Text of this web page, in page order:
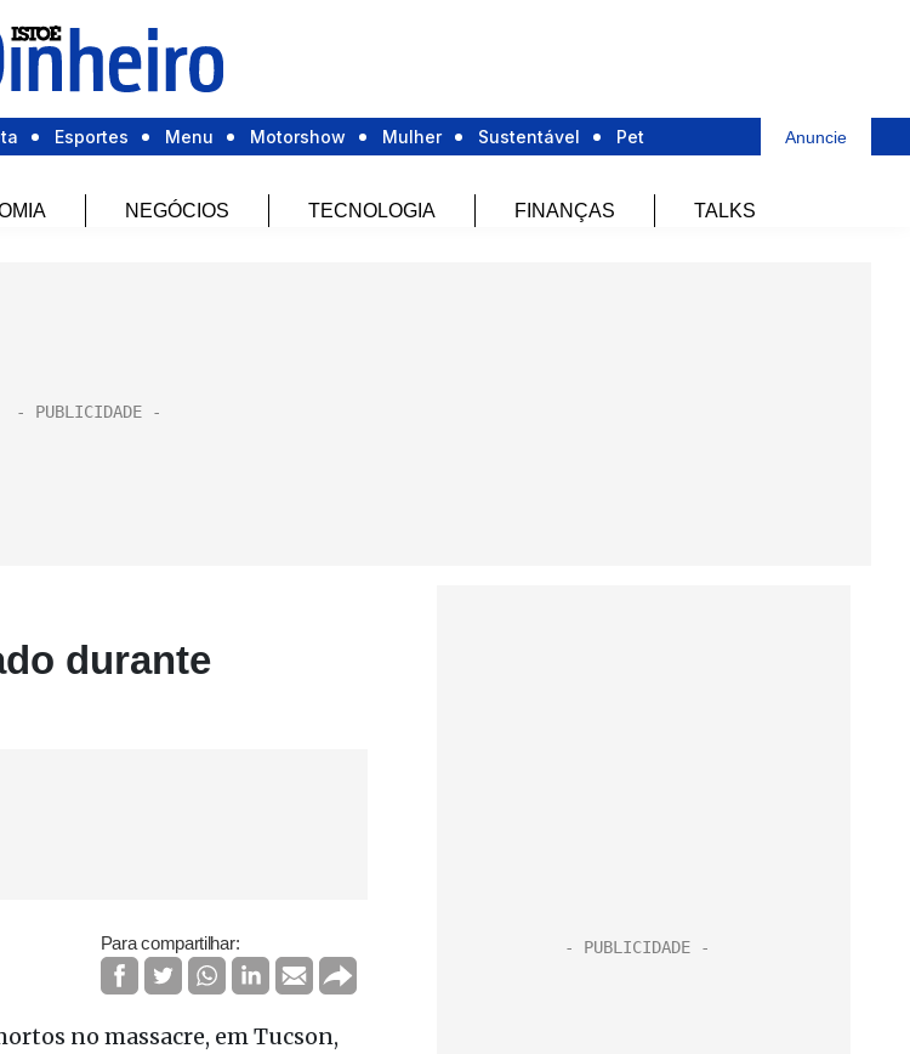
Esportes Menu Motorshow Mulher Sustentável Pet Anuncie
NEGÓCIOS TECNOLOGIA FINANÇAS TALKS
durante
Para compartilhar:
no massacre, em Tucson,